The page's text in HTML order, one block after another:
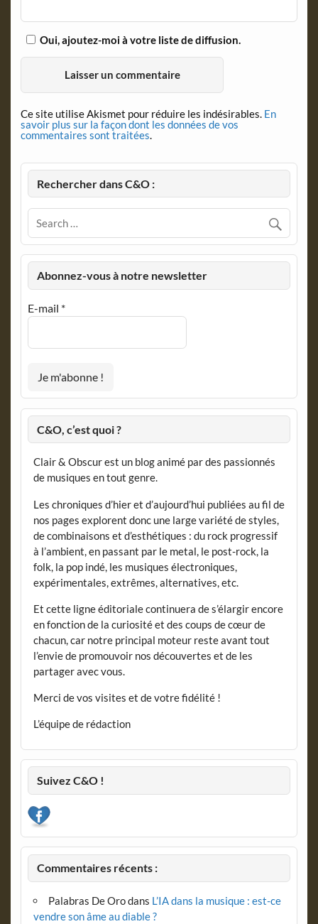
Oui, ajoutez-moi à votre liste de diffusion.
Ce site utilise Akismet pour réduire les indésirables. En
savoir plus sur la façon dont les données de vos
commentaires sont traitées.
Rechercher dans C&O :
Abonnez-vous à notre newsletter
E-mail *
C&O, c’est quoi ?
Clair & Obscur est un blog animé par des passionnés
de musiques en tout genre.
Les chroniques d’hier et d’aujourd’hui publiées au fil de
nos pages explorent donc une large variété de styles,
de combinaisons et d’esthétiques : du rock progressif
à l’ambient, en passant par le metal, le post-rock, la
folk, la pop indé, les musiques électroniques,
expérimentales, extrêmes, alternatives, etc.
Et cette ligne éditoriale continuera de s’élargir encore
en fonction de la curiosité et des coups de cœur de
chacun, car notre principal moteur reste avant tout
l’envie de promouvoir nos découvertes et de les
partager avec vous.
Merci de vos visites et de votre fidélité !
L’équipe de rédaction
Suivez C&O !
Commentaires récents :
Palabras De Orodans L’IA dans la musique : est-ce
vendre son âme au diable ?